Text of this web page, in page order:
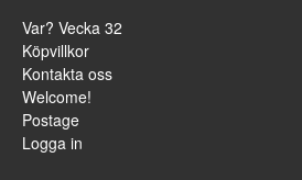
Var? Vecka 32
Köpvillkor
Kontakta oss
Welcome!
Postage
Logga in